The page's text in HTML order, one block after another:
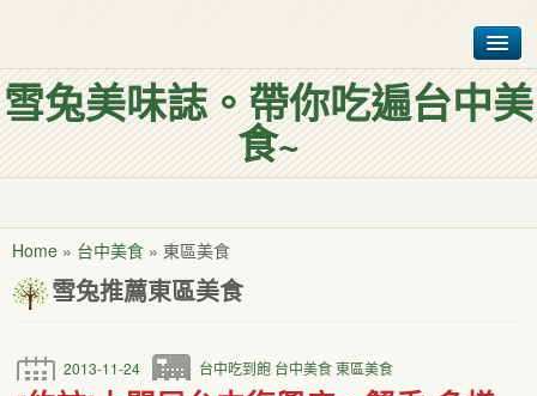
雪兔美味誌。帶你吃遍台中美
食~
首頁
台中美食排行榜
Home » 台中美食 » 東區美食
雪兔推薦東區美食
2013-11-24 台中吃到飽 台中美食東區美食